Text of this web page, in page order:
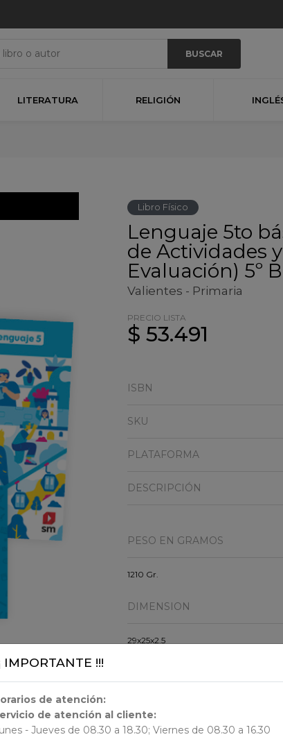
BUSCAR
LITERATURA RELIGIÓN
Libro Físico
Lenguaje 5to
de Actividades
Evaluación) 5º
Valientes - Primaria
PRECIO LISTA
$ 53.491
ISBN
SKU
PLATAFORMA
DESCRIPCIÓN
PESO EN GRAMOS
1210 Gr.
DIMENSION
29x25x2.5
AUTORES
IMPORTANTE !!!
de atención:
de atención al cliente:
- Jueves de 08.30 a 18.30; Viernes de 08.30 a 16.30